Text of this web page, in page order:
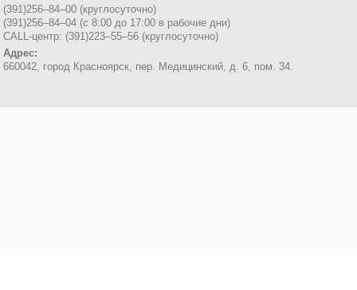
(391)256–84–00 (круглосуточно)
(391)256–84–04 (с 8:00 до 17:00 в рабочие дни)
CALL-центр: (391)223–55–56 (круглосуточно)
Адрес:
660042, город Красноярск, пер. Медицинский, д. 6, пом. 34.